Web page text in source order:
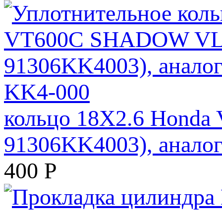
кольцо 18X2.6
91306KK4003),
400 Р